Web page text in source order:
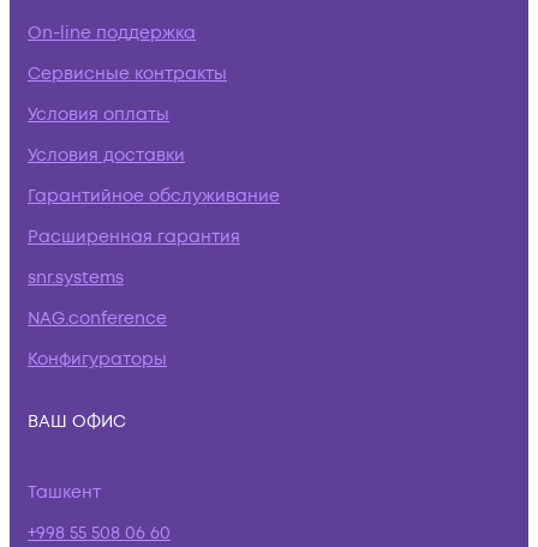
On-line поддержка
Сервисные контракты
Условия оплаты
Условия доставки
Гарантийное обслуживание
Расширенная гарантия
snr.systems
NAG.conference
Конфигураторы
ВАШ ОФИС
Ташкент
+998 55 508 06 60